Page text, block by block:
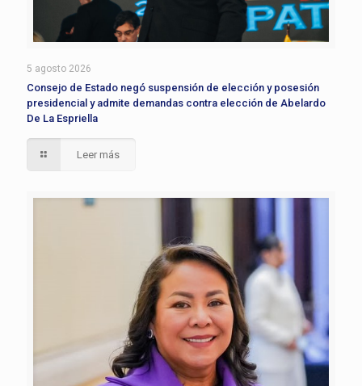
5 agosto 2026
Consejo de Estado negó suspensión de elección y posesión
presidencial y admite demandas contra elección de Abelardo
De La Espriella
Leer más